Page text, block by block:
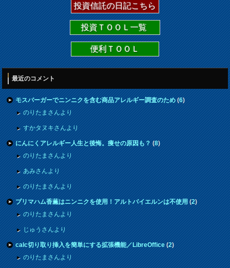
投資信託の日記こちら
投資ＴＯＯＬ一覧
便利ＴＯＯＬ
最近のコメント
モスバーガーでニンニクを含む商品アレルギー調査のため(6)
のりたまさんより
すかタヌキさんより
にんにくアレルギー人生と後悔。痩せの原因も？(8)
のりたまさんより
あみさんより
のりたまさんより
プリマハム香薫はニンニクを使用！アルトバイエルンは不使用(2)
のりたまさんより
じゅうさんより
calc切り取り挿入を簡単にする拡張機能／LibreOffice(2)
のりたまさんより